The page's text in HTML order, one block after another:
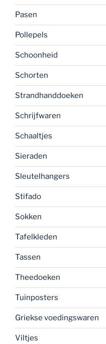
Pasen
Pollepels
Schoonheid
Schorten
Strandhanddoeken
Schrijfwaren
Schaaltjes
Sieraden
Sleutelhangers
Stifado
Sokken
Tafelkleden
Tassen
Theedoeken
Tuinposters
Griekse voedingswaren
Viltjes